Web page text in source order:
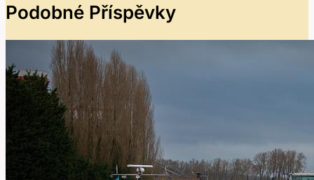
Podobné Příspěvky